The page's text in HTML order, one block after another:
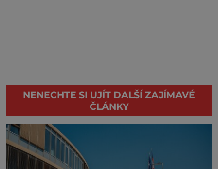
NENECHTE SI UJÍT DALŠÍ ZAJÍMAVÉ
ČLÁNKY